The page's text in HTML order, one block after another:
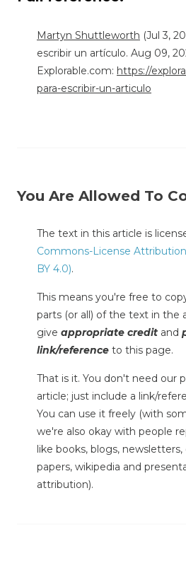
Martyn Shuttleworth (Jul 3,
escribir un artículo. Aug 09,
Explorable.com: https://
para-escribir-un-articulo
You Are Allowed To
The text in this article is
Commons-License
BY 4.0).
This means you're free to
parts (or all) of the text in the
give appropriate credit and
link/reference to this page.
That is it. You don't need our
article; just include a link/
You can use it freely (with
we're also okay with people
like books, blogs,
papers, wikipedia and
attribution).